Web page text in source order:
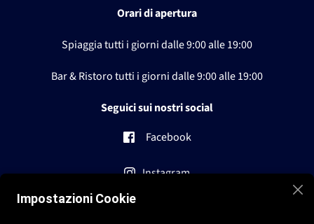
Orari di apertura
Spiaggia tutti i giorni dalle9:00 alle 19:00
Bar & Ristoro tutti i giorni dalle9:00 alle 19:00
Seguici sui nostri social
Facebook
Instagram
Impostazioni Cookie